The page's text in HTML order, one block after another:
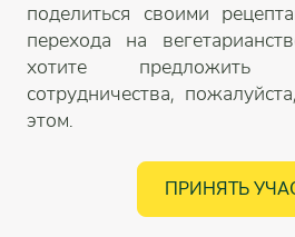
поделиться своими
перехода на
хотите предложить
сотрудничества,
этом.
ПРИНЯТЬ